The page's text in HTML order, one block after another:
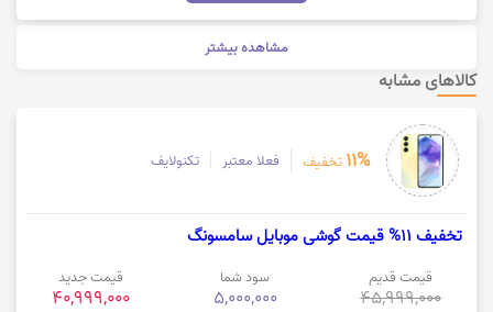
مشاهده بیشتر
کالاهای مشابه
11% تخفیف فعلا معتبر تکنولایف
تخفیف 11% قیمت گوشی موبایل سامسونگ
قیمت قدیم
45,999,000
سود شما
5,000,000
قیمت جدید
40,999,000